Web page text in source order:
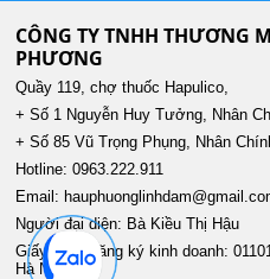
CÔNG TY TNHH THƯƠNG
PHƯƠNG
Quầy 119, chợ thuốc Hapulico,
+ Số 1 Nguyễn Huy Tưởng, Nhân
+ Số 85 Vũ Trọng Phụng, Nhân
Hotline: 0963.222.911
Email:
Người đại diện: Bà Kiều Thị Hậu
Giấy phép đăng ký kinh doanh:
Hà Nội